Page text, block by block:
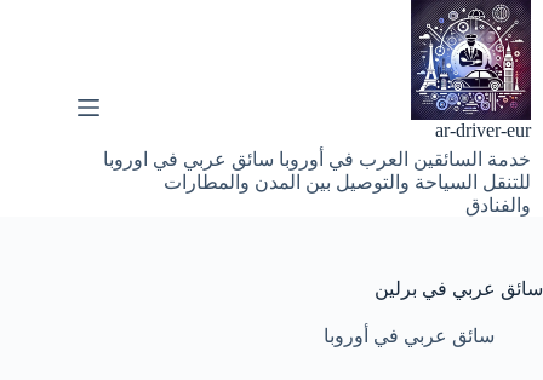
التجاوز
إلى
المحتوى
ar-driver-eur
خدمة السائقين العرب في أوروبا سائق عربي في اوروبا
للتنقل السياحة والتوصيل بين المدن والمطارات
والفنادق
سائق عربي في برلين
سائق عربي في أوروبا